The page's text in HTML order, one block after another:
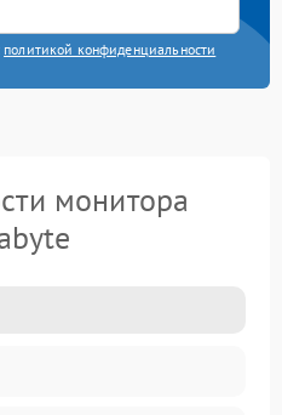
политикой конфиденциальности
монитора